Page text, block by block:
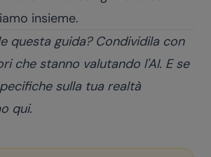
insieme.
questa guida? Condividila con
che stanno valutando l'AI. E se
sulla tua realtà
qui.